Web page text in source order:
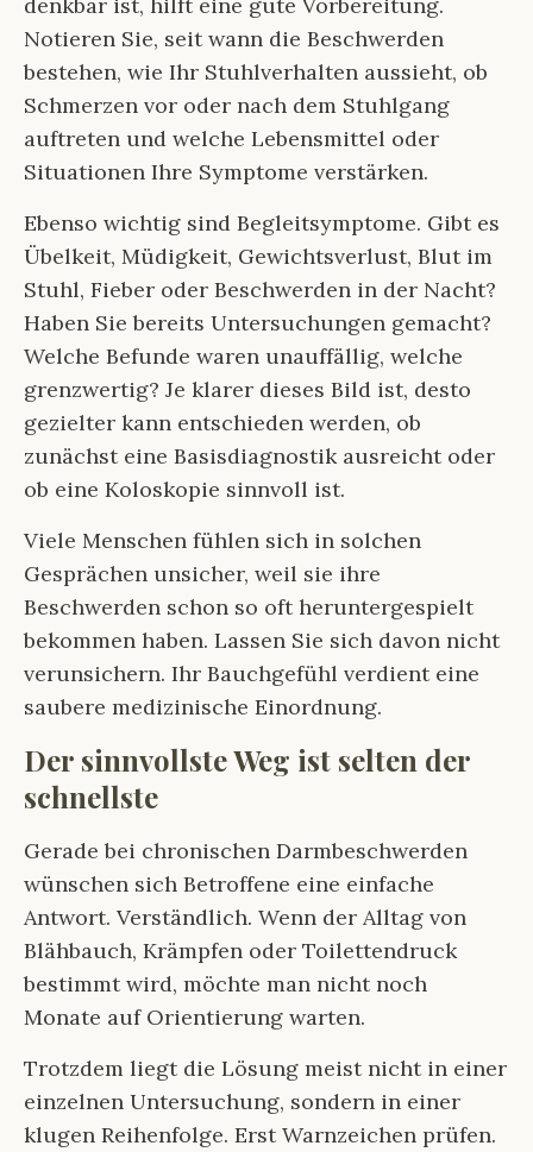
Notieren Sie, seit wann die Beschwerden
bestehen, wie Ihr Stuhlverhalten aussieht, ob
Schmerzen vor oder nach dem Stuhlgang
auftreten und welche Lebensmittel oder
Situationen Ihre Symptome verstärken.
Ebenso wichtig sind Begleitsymptome. Gibt es
Übelkeit, Müdigkeit, Gewichtsverlust, Blut im
Stuhl, Fieber oder Beschwerden in der Nacht?
Haben Sie bereits Untersuchungen gemacht?
Welche Befunde waren unauffällig, welche
grenzwertig? Je klarer dieses Bild ist, desto
gezielter kann entschieden werden, ob
zunächst eine Basisdiagnostik ausreicht oder
ob eine Koloskopie sinnvoll ist.
Viele Menschen fühlen sich in solchen
Gesprächen unsicher, weil sie ihre
Beschwerden schon so oft heruntergespielt
bekommen haben. Lassen Sie sich davon nicht
verunsichern. Ihr Bauchgefühl verdient eine
saubere medizinische Einordnung.
Der sinnvollste Weg ist selten der
schnellste
Gerade bei chronischen Darmbeschwerden
wünschen sich Betroffene eine einfache
Antwort. Verständlich. Wenn der Alltag von
Blähbauch, Krämpfen oder Toilettendruck
bestimmt wird, möchte man nicht noch
Monate auf Orientierung warten.
Trotzdem liegt die Lösung meist nicht in einer
einzelnen Untersuchung, sondern in einer
klugen Reihenfolge. Erst Warnzeichen prüfen.